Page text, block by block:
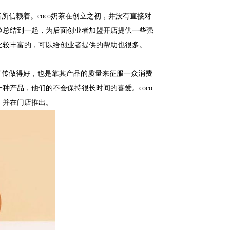
赖着。coco奶茶在创立之初，并没有直接对
结到一起，为后面创业者加盟开店提供一些强
丰富的，可以给创业者提供的帮助也很多。
做得好，也是靠其产品的质量来征服一众消费
产品，他们的不会保持很长时间的喜爱。coco
在门店推出。